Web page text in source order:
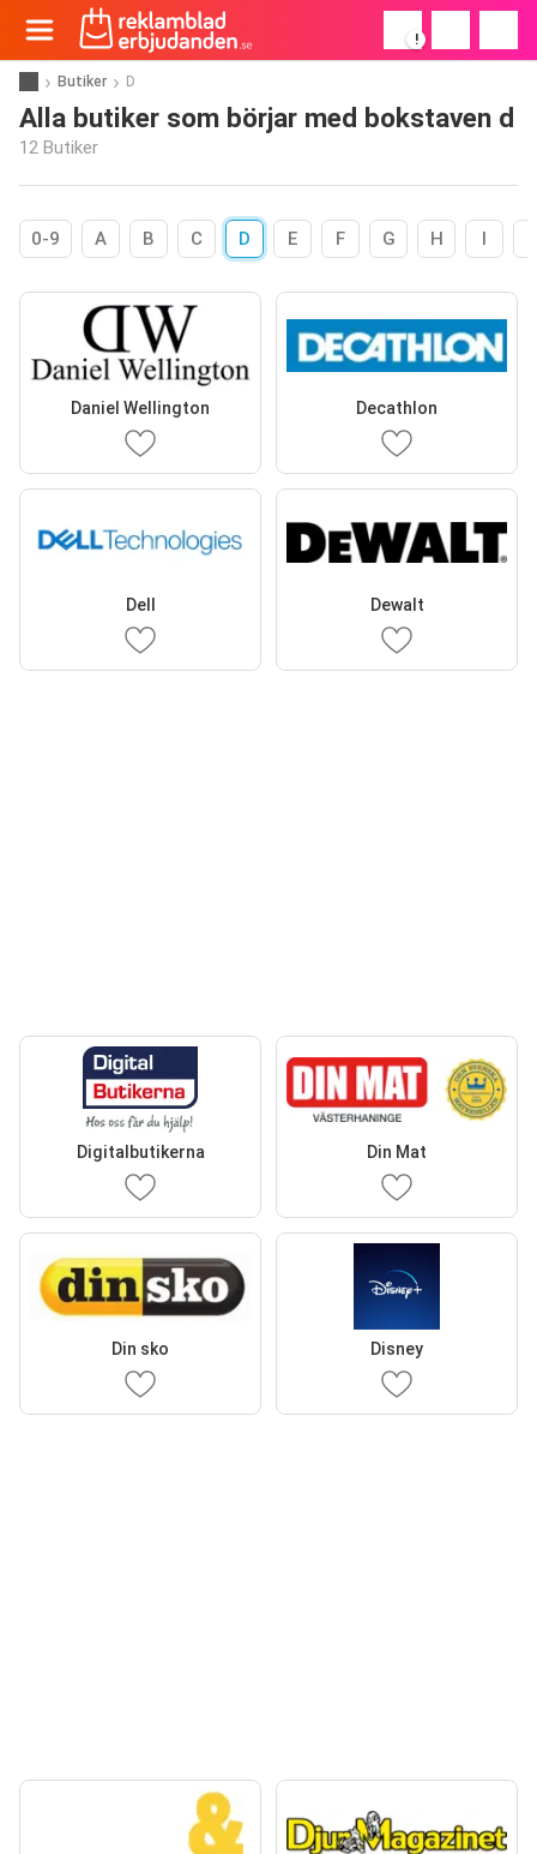
!
Butiker D
Alla butiker som börjar med bokstaven d
12 Butiker
0-9 A B C D E F G H I
Daniel Wellington Decathlon
Dell Dewalt
Digitalbutikerna Din Mat
Din sko Disney